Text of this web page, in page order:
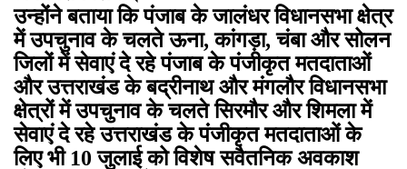
उन्होंने बताया कि पंजाब के जालंधर विधानसभा क्षेत्र
में उपचुनाव के चलते ऊना, कांगड़ा, चंबा और सोलन
जिलों में सेवाएं दे रहे पंजाब के पंजीकृत मतदाताओं
और उत्तराखंड के बद्रीनाथ और मंगलौर विधानसभा
क्षेत्रों में उपचुनाव के चलते सिरमौर और शिमला में
सेवाएं दे रहे उत्तराखंड के पंजीकृत मतदाताओं के
लिए भी 10 जुलाई को विशेष सवैतनिक अवकाश